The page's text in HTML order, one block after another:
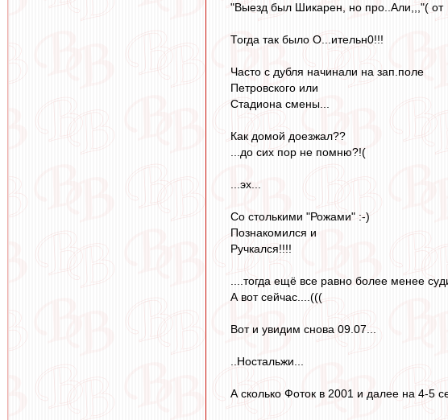
"Выезд был Шикарен, но про..Али,,,"( от
Тогда так было О...ительн0!!!
Часто с дубля начинали на зап.поле
Петровского или
Стадиона смены...
Как домой доезжал??
...до сих пор не помню?!(
...эх...
Со столькими "Рожами" :-)
Познакомился и
Ручкался!!!!
....тогда ещё все равно более менее
А вот сейчас....(((
Вот и увидим снова 09.07...
..Ностальжи...
А сколько Фоток в 2001 и далее на 4-5